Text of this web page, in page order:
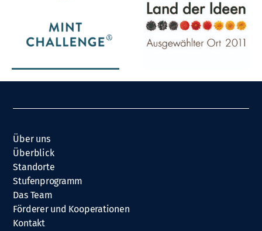
Über uns
Überblick
Standorte
Stufenprogramm
Das Team
Förderer und Kooperationen
Kontakt